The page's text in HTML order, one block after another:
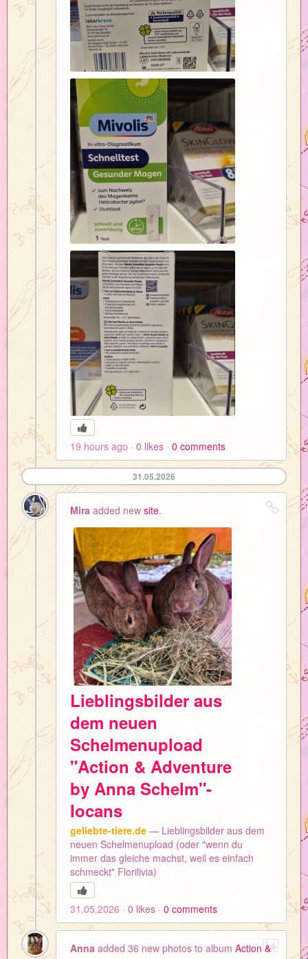
19 hours ago 0 likes 0 comments
31.05.2026
Mira added new site.
Lieblingsbilder aus
dem neuen
Schelmenupload
"Action & Adventure
by Anna Schelm"-
Iocans
geliebte-tiere.de — Lieblingsbilder aus dem
neuen Schelmenupload (oder "wenn du
immer das gleiche machst, weil es einfach
schmeckt" Florilivia)
31.05.2026 0 likes 0 comments
Anna added 36 new photos to album Action &